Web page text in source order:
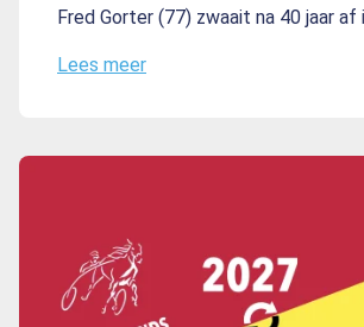
Fred Gorter (77) zwaait na 40 jaar af
Lees meer